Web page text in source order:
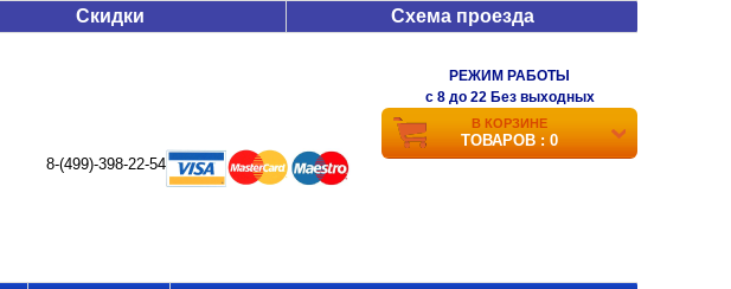
Скидки Схема проезда
8-(499)-398-22-54
РЕЖИМ РАБОТЫ
c 8 до 22 Без выходных
В КОРЗИНЕ
ТОВАРОВ : 0